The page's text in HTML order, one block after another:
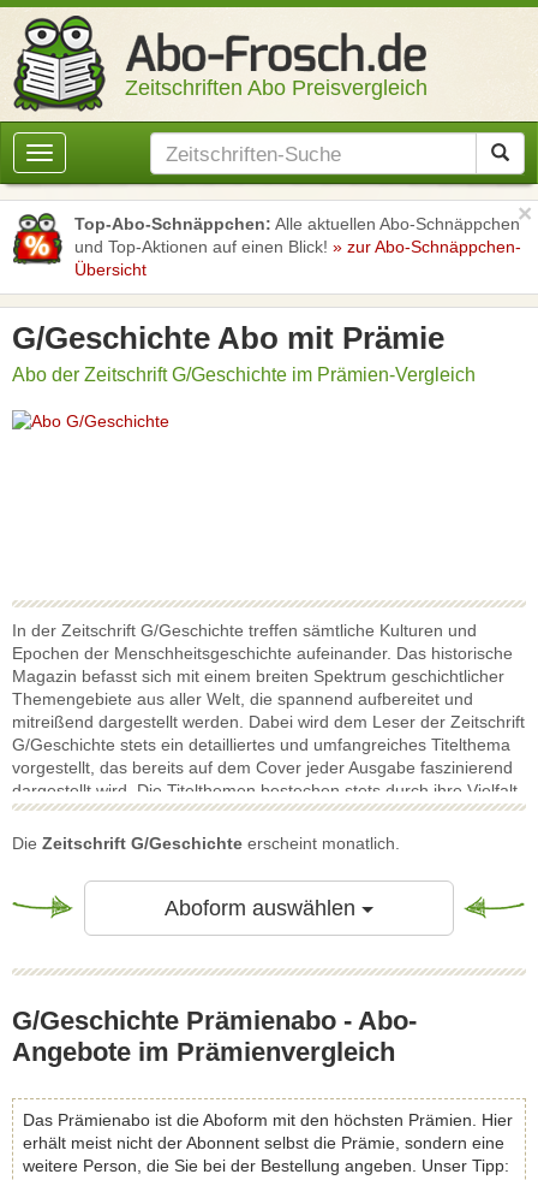
Zeitschriften Abo Preisvergleich
Toggle
navigation
Top-Abo-Schnäppchen: Alle aktuellen Abo-Schnäppchen
und Top-Aktionen auf einen Blick! » zur Abo-Schnäppchen-
Übersicht
×
G/Geschichte Abo mit Prämie
Abo der Zeitschrift G/Geschichte im Prämien-Vergleich
In der Zeitschrift G/Geschichte treffen sämtliche Kulturen und
Epochen der Menschheitsgeschichte aufeinander. Das historische
Magazin befasst sich mit einem breiten Spektrum geschichtlicher
Themengebiete aus aller Welt, die spannend aufbereitet und
mitreißend dargestellt werden. Dabei wird dem Leser der Zeitschrift
G/Geschichte stets ein detailliertes und umfangreiches Titelthema
vorgestellt, das bereits auf dem Cover jeder Ausgabe faszinierend
dargestellt wird. Die Titelthemen bestechen stets durch ihre Vielfalt
und Aufbereitung, während sie den Leser tief in die Geschichte
eintauchen lassen. Zudem beinhaltet die G/Geschichte zahlreiche
rücken und interessante historische Persönlichkeiten vorstellen.
Dabei schafft die G/Geschichte, die vorgestellten Szenen und
Berichte durch eindrucksvolle Darstellungen und Bilder regelrecht
geschichtsinteressierte Leser kommen hierbei keinesfalls zu kurz.
Die Zeitschrift G/Geschichte erscheint monatlich.
Aboform auswählen Toggle
G/Geschichte Prämienabo - Abo-
Angebote im Prämienvergleich
Das Prämienabo ist die Aboform mit den höchsten Prämien. Hier
erhält meist nicht der Abonnent selbst die Prämie, sondern eine
weitere Person, die Sie bei der Bestellung angeben. Unser Tipp: